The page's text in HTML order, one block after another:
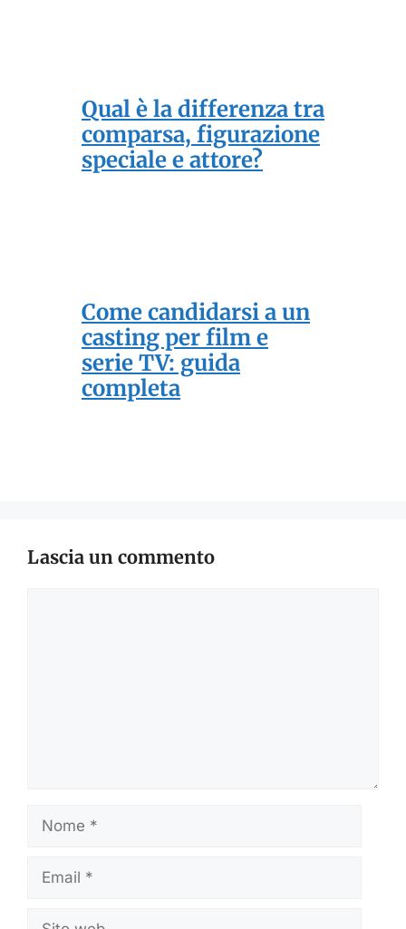
Qual è la differenza tra
comparsa, figurazione
speciale e attore?
Come candidarsi a un
casting per film e
serie TV: guida
completa
Lascia un commento